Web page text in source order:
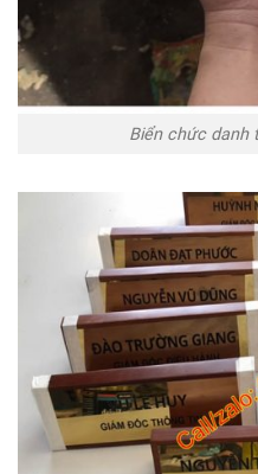
Biển chức danh